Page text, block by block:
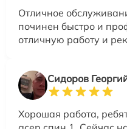
Отличное
починен быстро и
отличную работу и
Сидоров
Хорошая работа,